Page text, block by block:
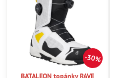
30%
BATALEON topánky RAVE